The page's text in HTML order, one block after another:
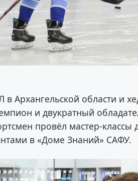
области и
и двукратный
провёл мастер-классы
в «Доме Знаний» САФУ.